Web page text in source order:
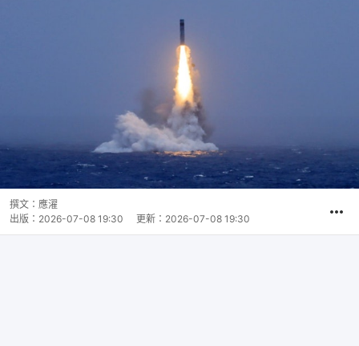
撰文： 應濯
出版： 2026-07-08 19:30 更新： 2026-07-08 19:30